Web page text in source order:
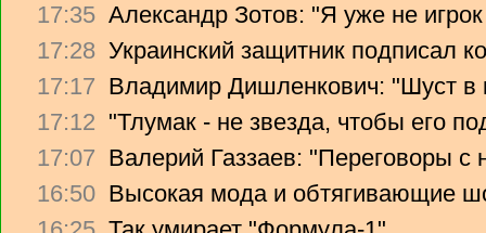
17:35 Александр Зотов: "Я уже не
17:28 Украинский защитник подписал
17:17 Владимир Дишленкович: "Шуст в
17:12 "Тлумак - не звезда, чтобы его
17:07 Валерий Газзаев: "Переговоры с
16:50 Высокая мода и обтягивающие